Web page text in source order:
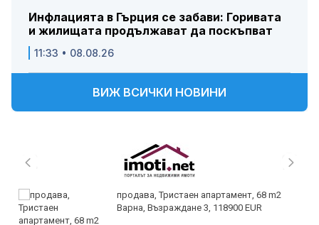
Инфлацията в Гърция се забави: Горивата
и жилищата продължават да поскъпват
11:33 • 08.08.26
ВИЖ ВСИЧКИ НОВИНИ
продава, Тристаен апартамент, 68 m2
Варна, Възраждане 3, 118900 EUR